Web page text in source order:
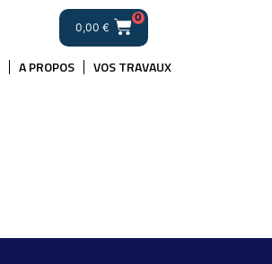
0,00 €
0
A PROPOS VOS TRAVAUX